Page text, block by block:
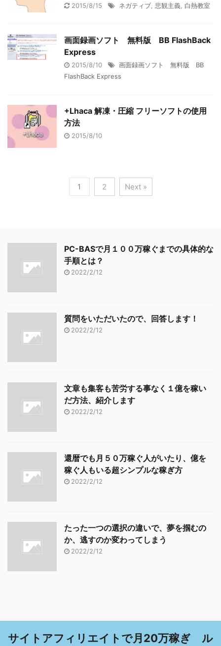
2015/8/15 ネガティブ 悲観主義 白熱教室
画面録画ソフト 無料版 BB FlashBack
Express
2015/8/10
画面録画ソフト 無料版 BB
FlashBack Express
+Lhaca 解凍・圧縮 フリーソフトの使用
方法
2015/8/10
1 2 Next »
PC-BASで月１００万稼ぐまでの具体的な
手順とは？
2022/2/12
質問をいただいたので、回答します！
2022/2/12
文章も集客も苦労する事なく１億を稼い
だ方法、紹介します
2022/2/12
還暦でも月５０万稼ぐ人がいたり、億を
稼ぐ人もいる超シンプルな稼ぎ方
2022/2/12
たった一つの選択の違いで、夢を掴むの
か、逃すのか変わってしまう
2022/2/12
サイトアフィリエイトで月20万稼ぎ ル